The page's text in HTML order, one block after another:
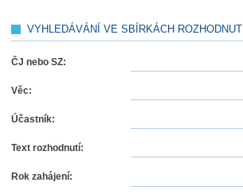
VYHLEDÁVÁNÍ VE SBÍRKÁCH ROZHODNUTÍ
ČJ nebo SZ:
Věc:
Účastník:
Text rozhodnutí:
Rok zahájení: